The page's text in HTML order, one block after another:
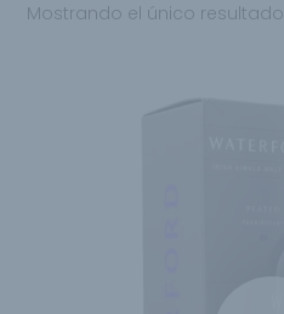
Mostrando el único resultado